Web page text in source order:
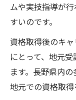
ムや実技指導が
すいのです。
資格取得後のキ
にとって、地元
ます。長野県内
地元での資格取得